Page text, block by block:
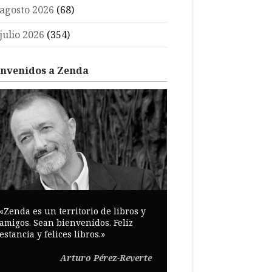
2026 (68)
2026 (354)
a Zenda
es un territorio de libros y
Sean bienvenidos. Feliz
y felices libros.»
Arturo Pérez-Reverte